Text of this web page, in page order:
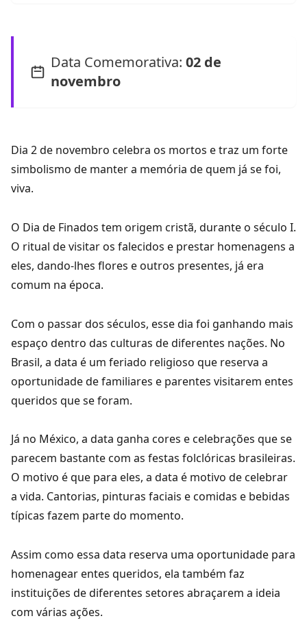
Data Comemorativa:02 de
novembro
Dia 2 de novembro celebra os mortos e traz um forte
simbolismo de manter a memória de quem já se foi,
viva.
O Dia de Finados tem origem cristã, durante o século I.
O ritual de visitar os falecidos e prestar homenagens a
eles, dando-lhes flores e outros presentes, já era
comum na época.
Com o passar dos séculos, esse dia foi ganhando mais
espaço dentro das culturas de diferentes nações. No
Brasil, a data é um feriado religioso que reserva a
oportunidade de familiares e parentes visitarem entes
queridos que se foram.
Já no México, a data ganha cores e celebrações que se
parecem bastante com as festas folclóricas brasileiras.
O motivo é que para eles, a data é motivo de celebrar
a vida. Cantorias, pinturas faciais e comidas e bebidas
típicas fazem parte do momento.
Assim como essa data reserva uma oportunidade para
homenagear entes queridos, ela também faz
instituições de diferentes setores abraçarem a ideia
com várias ações.